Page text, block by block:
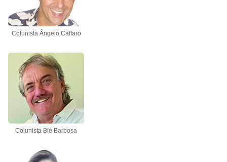
Colunista Ângelo Caffaro
Colunista Bié Barbosa